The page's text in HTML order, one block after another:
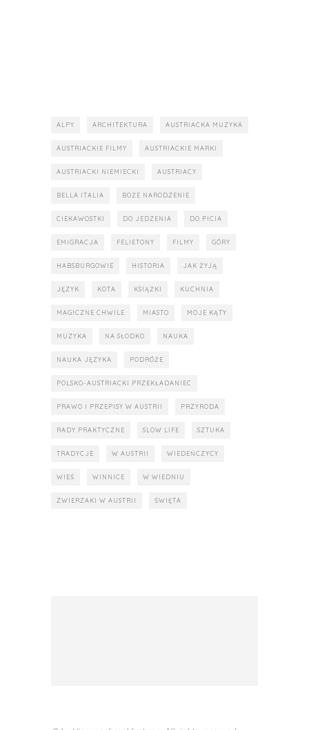
ALPY ARCHITEKTURA AUSTRIACKA MUZYKA
AUSTRIACKIE FILMY AUSTRIACKIE MARKI
AUSTRIACKI NIEMIECKI AUSTRIACY
BELLA ITALIA BOŻE NARODZENIE
CIEKAWOSTKI DO JEDZENIA DO PICIA
EMIGRACJA FELIETONY FILMY GÓRY
HABSBURGOWIE HISTORIA JAK ŻYJĄ
JĘZYK KOTA KSIĄŻKI KUCHNIA
MAGICZNE CHWILE MIASTO MOJE KĄTY
MUZYKA NA SŁODKO NAUKA
NAUKA JĘZYKA PODRÓŻE
POLSKO-AUSTRIACKI PRZEKŁADANIEC
PRAWO I PRZEPISY W AUSTRII PRZYRODA
RADY PRAKTYCZNE SLOW LIFE SZTUKA
TRADYCJE W AUSTRII WIEDEŃCZYCY
WIEŚ WINNICE W WIEDNIU
ZWIERZAKI W AUSTRII ŚWIĘTA